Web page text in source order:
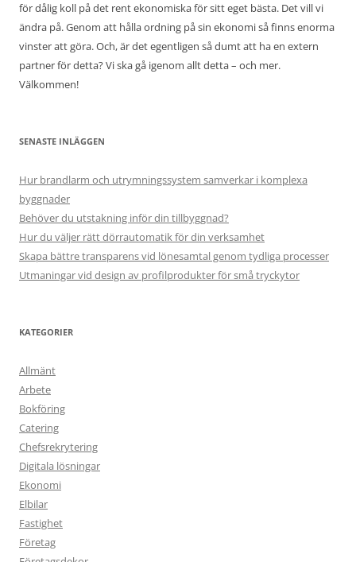
för dålig koll på det rent ekonomiska för sitt eget bästa. Det vill vi
ändra på. Genom att hålla ordning på sin ekonomi så finns enorma
vinster att göra. Och, är det egentligen så dumt att ha en extern
partner för detta? Vi ska gå igenom allt detta – och mer.
Välkommen!
SENASTE INLÄGGEN
Hur brandlarm och utrymningssystem samverkar i komplexa
byggnader
Behöver du utstakning inför din tillbyggnad?
Hur du väljer rätt dörrautomatik för din verksamhet
Skapa bättre transparens vid lönesamtal genom tydliga processer
Utmaningar vid design av profilprodukter för små tryckytor
KATEGORIER
Allmänt
Arbete
Bokföring
Catering
Chefsrekrytering
Digitala lösningar
Ekonomi
Elbilar
Fastighet
Företag